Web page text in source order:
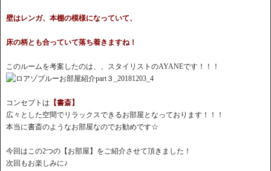
壁はレンガ、本棚の模様になっていて、
床の柄とも合っていて落ち着きますね！
このルームを考案したのは、、スタイリストのAYANEです！！！
コンセプトは 【書斎】
広々とした空間でリラックスできるお部屋となっております！！！
本当に書斎のようなお部屋なのでお勧めです☆
今回はこの2つの【お部屋】をご紹介させて頂きました！
次回もお楽しみに♪